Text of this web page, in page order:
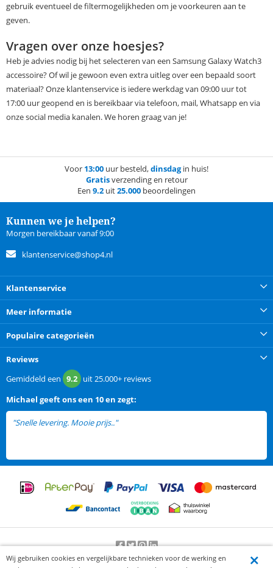
gebruik eventueel de filtermogelijkheden om je voorkeuren aan te
geven.
Vragen over onze hoesjes?
Heb je advies nodig bij het selecteren van een Samsung Galaxy Watch3
accessoire? Of wil je gewoon even extra uitleg over een bepaald soort
materiaal? Onze klantenservice is iedere werkdag van 09:00 uur tot
17:00 uur geopend en is bereikbaar via telefoon, mail, Whatsapp en via
onze social media kanalen. We horen graag van je!
Voor 13:00 uur besteld,dinsdagin huis!
Gratisverzending en retour
Een 9.2 uit25.000 beoordelingen
Kunnen we je helpen?
Morgen bereikbaar vanaf 9:00
klantenservice@shop4.nl
Klantenservice
Meer informatie
Populaire categorieën
Reviews
Gemiddeld een 9.2 uit25.000+ reviews
Michael geeft ons een 10 en zegt:
"Snelle levering. Mooie prijs.."
Beoordeling door klanten:9.2/10-25000beoordelingen
Wij gebruiken cookies en vergelijkbare technieken voor de werking en